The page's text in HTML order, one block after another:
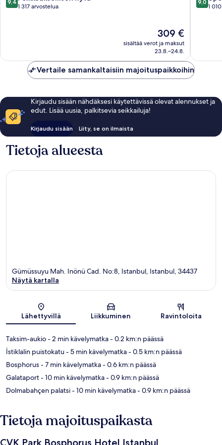
kautta
9,4
1 317 arvostelua
Hinta
on
309 €
309 €
sisältää verot ja maksut
23.8.–24.8.
kautta
9,0
1
Vertaile samankaltaisiin majoituspaikkoihin
Kirjaudu sisään nähdäksesi käytettävissä olevat alennukset ja
edut. Lisää uusia, palkitsevia seikkailuja!
Kirjaudu sisään Liity, se on ilmaista
Tietoja alueesta
Kartta
Gümüssuyu Mah. Inönü Cad. No:8, Istanbul, Istanbul, 34437
Näytä kartalla
Lähettyvillä Liikkuminen Ravintoloita
Taksim-aukio- 2 min kävelymatka- 0.2 km:n päässä
İstiklalin puistokatu- 5 min kävelymatka- 0.5 km:n päässä
Bosphorus- 7 min kävelymatka- 0.6 km:n päässä
Galataport- 10 min kävelymatka- 0.9 km:n päässä
Dolmabahçen palatsi- 10 min kävelymatka- 0.9 km:n päässä
Tietoja majoituspaikasta
CVK Park Bosphorus Hotel Istanbul